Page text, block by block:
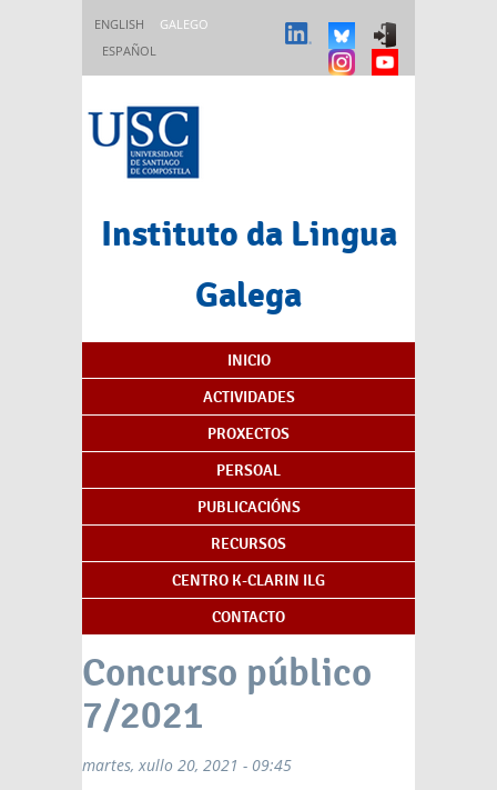
ENGLISH
GALEGO
ESPAÑOL
Instituto da Lingua
Galega
Índice de contidos
INICIO
ACTIVIDADES
PROXECTOS
PERSOAL
PUBLICACIÓNS
RECURSOS
CENTRO K-CLARIN ILG
CONTACTO
Concurso público
7/2021
martes, xullo 20, 2021 - 09:45